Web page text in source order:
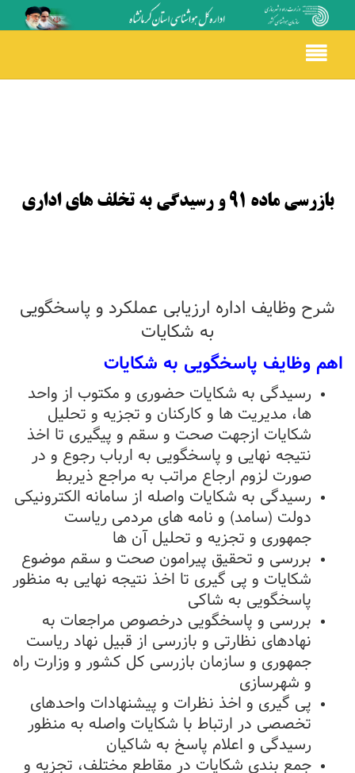
Toggle
navigation
بازرسی ماده 91 و رسیدگی به تخلف های اداری
شرح وظایف اداره ارزیابی عملکرد و پاسخگویی
به شکایات
اهم وظایف پاسخگویی به شکایات
رسیدگی به شکایات حضوری و مکتوب از واحد
ها، مدیریت ها و کارکنان و تجزیه و تحلیل
شکایات ازجهت صحت و سقم و پیگیری تا اخذ
نتیجه نهایی و پاسخگویی به ارباب رجوع و در
صورت لزوم ارجاع مراتب به مراجع ذیربط
رسیدگی به شکایات واصله از سامانه الکترونیکی
دولت (سامد) و نامه های مردمی ریاست
جمهوری و تجزیه و تحلیل آن ها
بررسی و تحقیق پیرامون صحت و سقم موضوع
شکایات و پی گیری تا اخذ نتیجه نهایی به منظور
پاسخگویی به شاکی
بررسی و پاسخگویی درخصوص مراجعات به
نهادهای نظارتی و بازرسی از قبیل نهاد ریاست
جمهوری و سازمان بازرسی کل کشور و وزارت راه
و شهرسازی
پی گیری و اخذ نظرات و پیشنهادات واحدهای
تخصصی در ارتباط با شکایات واصله به منظور
رسیدگی و اعلام پاسخ به شاکیان
جمع بندی شکایات در مقاطع مختلف، تجزیه و